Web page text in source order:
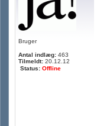
Bruger
Antal indlæg: 463
Tilmeldt: 20.12.12
Status: Offline